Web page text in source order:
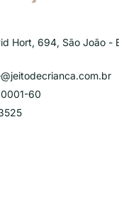
Hort, 694, São João -
60